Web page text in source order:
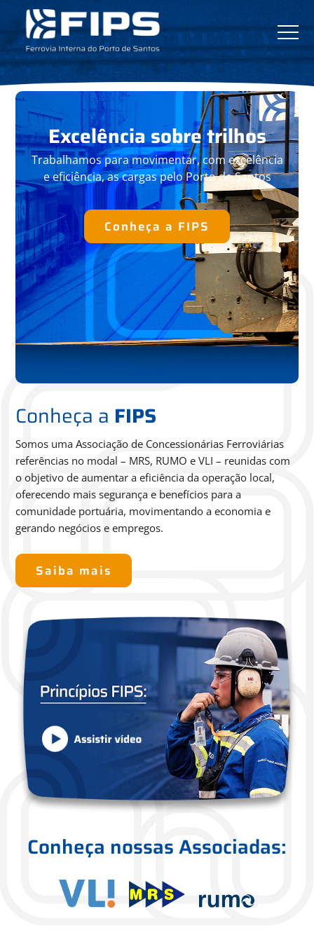
Excelênciasobre trilhos
Trabalhamos para movimentar, comexcelência
e eficiência, as cargas peloPorto de Santos
Conheça a FIPS
Conheça a FIPS
Somos uma Associação de Concessionárias Ferroviárias
referências no modal – MRS, RUMO e VLI – reunidas com
o objetivo de aumentar a eficiência da operação local,
oferecendo mais segurança e benefícios para a
comunidade portuária, movimentando a economia e
gerando negócios e empregos.
Saiba mais
Conheça nossas Associadas: